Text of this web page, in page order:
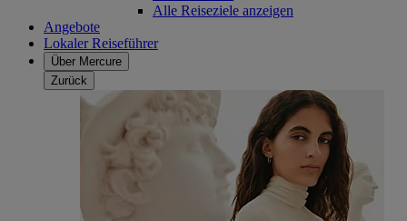
Alle Reiseziele anzeigen
Angebote
Lokaler Reiseführer
Über Mercure
Zurück